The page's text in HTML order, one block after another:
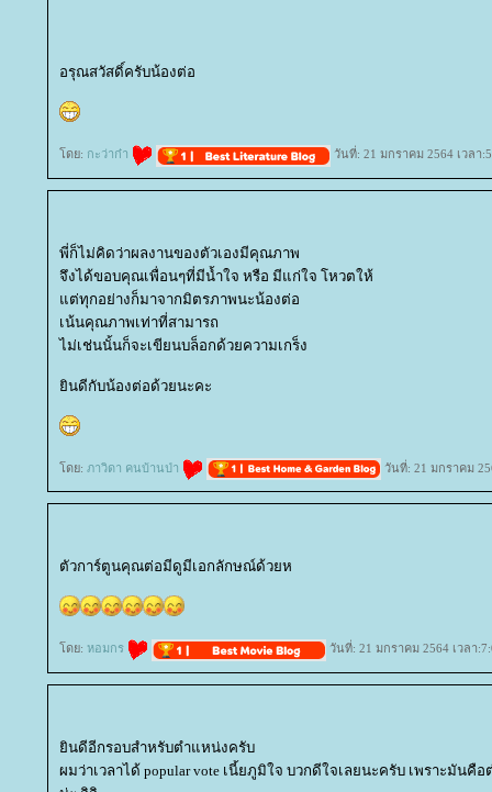
อรุณสวัสดิ์ครับน้องต่อ
ดย: กะว่าก๋า วันที่: 21 มกราคม 2564 เวลา
พี่ก็ไม่คิดว่าผลงานของตัวเองมีคุณภาพ
จึงได้ขอบคุณเพื่อนๆที่มีน้ำใจ หรือ มีแก่ใจ โหวตให้
ต่ทุกอย่างก็มาจากมิตรภาพนะน้องต่อ
เน้นคุณภาพเท่าที่สามารถ
ไม่เช่นนั้นก็จะเขียนบล็อกด้วยความเกร็ง
ินดีกับน้องต่อด้วยนะคะ
ดย: ภาวิดา คนบ้านป่า วันที่: 21 มกราคม
ตัวการ์ตูนคุณต่อมีดูมีเอกลักษณ์ด้วยห
ดย: หอมกร วันที่: 21 มกราคม 2564 เวลา
ินดีอีกรอบสำหรับตำแหน่งครับ
ผมว่าเวลาได้ popular vote เนี้ยภูมิใจ บวกดีใจเลยนะครับ เพราะมันคื